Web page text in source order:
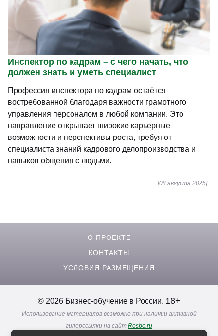
Инспектор по кадрам – с чего начать, что
должен знать и уметь специалист
Профессия инспектора по кадрам остаётся
востребованной благодаря важности грамотного
управления персоналом в любой компании. Это
направление открывает широкие карьерные
возможности и перспективы роста, требуя от
специалиста знаний кадрового делопроизводства и
навыков общения с людьми.
[08 августа 2025]
О ПРОЕКТЕ
КОНТАКТЫ
УСЛОВИЯ РАЗМЕЩЕНИЯ
© 2026 Бизнес-обучение в России. 18+
Использование материалов возможно при наличии активной
гиперссылки на сайт Rosbo.ru